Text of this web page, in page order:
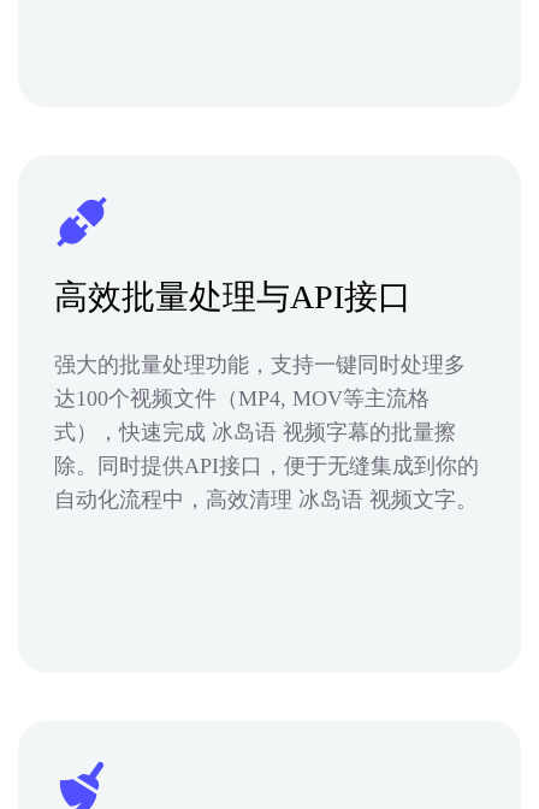
高效批量处理与API接口
强大的批量处理功能，支持一键同时处理多
达100个视频文件（MP4, MOV等主流格
式），快速完成 冰岛语 视频字幕的批量擦
除。同时提供API接口，便于无缝集成到你的
自动化流程中，高效清理 冰岛语 视频文字。